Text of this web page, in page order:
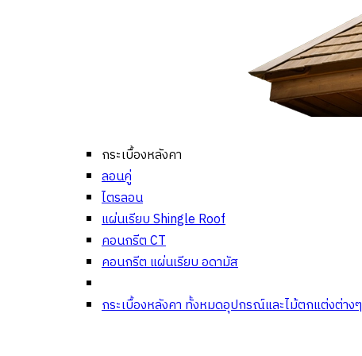
กระเบื้องหลังคา
ลอนคู่
ไตรลอน
แผ่นเรียบ Shingle Roof
คอนกรีต CT
คอนกรีต แผ่นเรียบ อดามัส
กระเบื้องหลังคา ทั้งหมดอุปกรณ์และไม้ตกแต่งต่างๆ